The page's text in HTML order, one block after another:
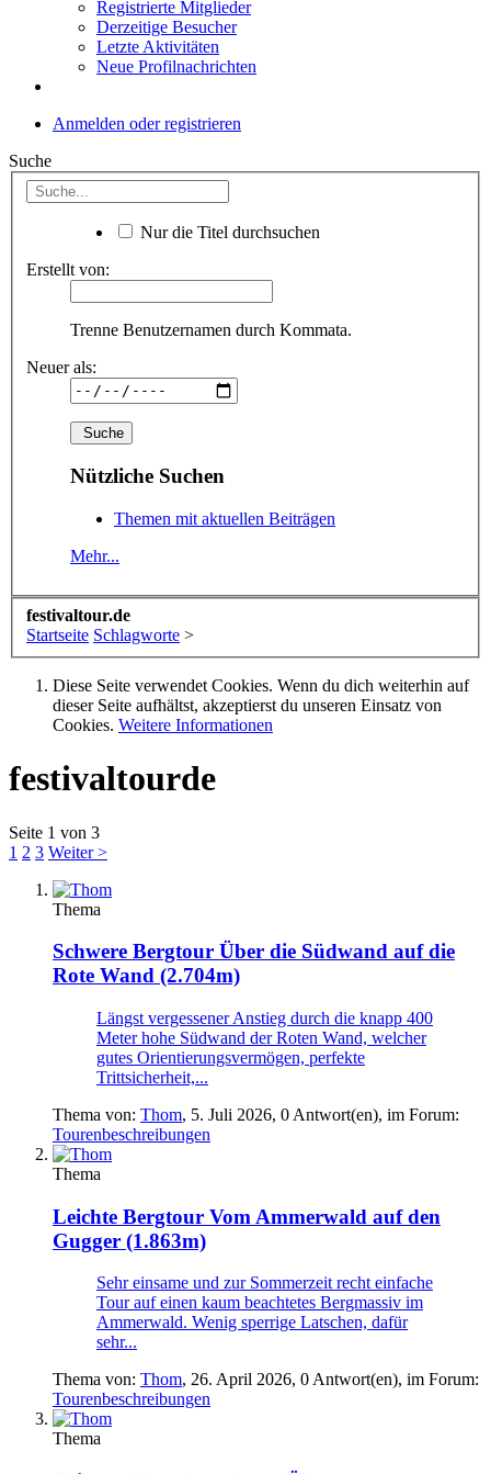
Registrierte Mitglieder
Derzeitige Besucher
Letzte Aktivitäten
Neue Profilnachrichten
Anmelden oder registrieren
Suche
Nur die Titel durchsuchen
Erstellt von:
Trenne Benutzernamen durch Kommata.
Neuer als:
Nützliche Suchen
Themen mit aktuellen Beiträgen
Mehr...
festivaltour.de
Startseite Schlagworte >
Diese Seite verwendet Cookies. Wenn du dich weiterhin auf
dieser Seite aufhältst, akzeptierst du unseren Einsatz von
Cookies. Weitere Informationen
festivaltourde
Seite 1 von 3
1 2 3 Weiter >
Thema
Schwere Bergtour Über die Südwand auf die
Rote Wand (2.704m)
Längst vergessener Anstieg durch die knapp 400
Meter hohe Südwand der Roten Wand, welcher
gutes Orientierungsvermögen, perfekte
Trittsicherheit,...
Thema von: Thom, 5. Juli 2026, 0 Antwort(en), im Forum:
Tourenbeschreibungen
Thema
Leichte Bergtour Vom Ammerwald auf den
Gugger (1.863m)
Sehr einsame und zur Sommerzeit recht einfache
Tour auf einen kaum beachtetes Bergmassiv im
Ammerwald. Wenig sperrige Latschen, dafür
sehr...
Thema von: Thom, 26. April 2026, 0 Antwort(en), im Forum:
Tourenbeschreibungen
Thema